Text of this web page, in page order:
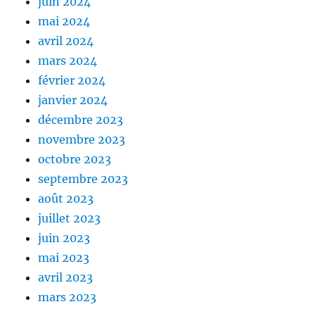
mai 2024
avril 2024
mars 2024
février 2024
janvier 2024
décembre 2023
novembre 2023
octobre 2023
septembre 2023
août 2023
juillet 2023
juin 2023
mai 2023
avril 2023
mars 2023